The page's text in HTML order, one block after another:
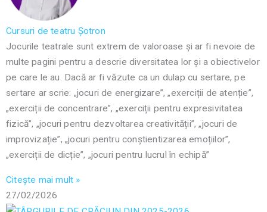
Cursuri de teatru Șotron
Jocurile teatrale sunt extrem de valoroase și ar fi nevoie de
multe pagini pentru a descrie diversitatea lor și a obiectivelor
pe care le au. Dacă ar fi văzute ca un dulap cu sertare, pe
sertare ar scrie: „jocuri de energizare”, „exerciții de atenție”,
„exerciții de concentrare”, „exerciții pentru expresivitatea
fizică”, „jocuri pentru dezvoltarea creativității”, „jocuri de
improvizație”, „jocuri pentru conștientizarea emoțiilor”,
„exerciții de dicție”, „jocuri pentru lucrul în echipă”
Citește mai mult »
27/02/2026